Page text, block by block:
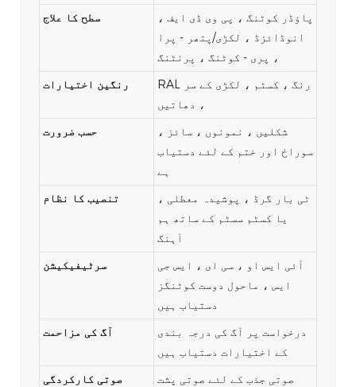
سطح کا علاج
پاؤڈر کوٹنگ ، پی وی ڈی ایف ،
انوڈائزڈ ، لکڑی/پتھر - پرا
، پری - کوٹنگ ، پرنٹنگ
رنگین اختیارات
RAL رنگ ، کسٹم ، لکڑی کے سر
، دھاتیں
حسب ضرورت
شکلیں ، نمونوں ، سائز ،
سوراخ اور ختم کے لئے دستیاب
ہے
تنصیب کا نظام
ٹی بار گرڈ ، پوشیدہ معطلی ،
یا کسٹم سسٹم کے ساتھ ہم
آہنگ
سرٹیفیکیشن
آئی ایس او ، سی ای ، ایس جی
ایس ، ماحول دوست کوٹنگز
دستیاب ہیں
آگ کی مزاحمت
درخواست پر آگ کی درجہ بندی
کے اختیارات دستیاب ہیں
صوتی کارکردگی
صوتی جذب کے لئے صوتی پشت